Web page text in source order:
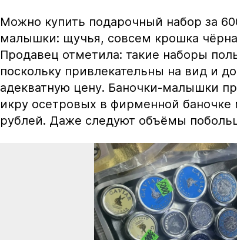
Можно купить подарочный набор за
малышки: щучья, совсем крошка
Продавец отметила: такие наборы
поскольку привлекательны на вид и
адекватную цену. Баночки-малышки
икру осетровых в фирменной
рублей. Даже следуют объёмы